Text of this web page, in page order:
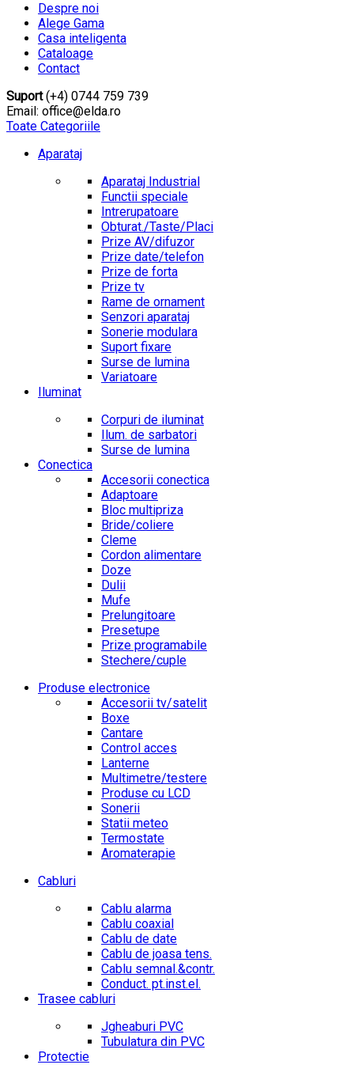
Despre noi
Alege Gama
Casa inteligenta
Cataloage
Contact
Suport(+4) 0744 759 739
Email: office@elda.ro
Toate Categoriile
Aparataj
Aparataj Industrial
Functii speciale
Intrerupatoare
Obturat./Taste/Placi
Prize AV/difuzor
Prize date/telefon
Prize de forta
Prize tv
Rame de ornament
Senzori aparataj
Sonerie modulara
Suport fixare
Surse de lumina
Variatoare
Iluminat
Corpuri de iluminat
Ilum. de sarbatori
Surse de lumina
Conectica
Accesorii conectica
Adaptoare
Bloc multipriza
Bride/coliere
Cleme
Cordon alimentare
Doze
Dulii
Mufe
Prelungitoare
Presetupe
Prize programabile
Stechere/cuple
Produse electronice
Accesorii tv/satelit
Boxe
Cantare
Control acces
Lanterne
Multimetre/testere
Produse cu LCD
Sonerii
Statii meteo
Termostate
Aromaterapie
Cabluri
Cablu alarma
Cablu coaxial
Cablu de date
Cablu de joasa tens.
Cablu semnal.&contr.
Conduct. pt.inst.el.
Trasee cabluri
Jgheaburi PVC
Tubulatura din PVC
Protectie